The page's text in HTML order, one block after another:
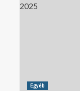
Egyéb